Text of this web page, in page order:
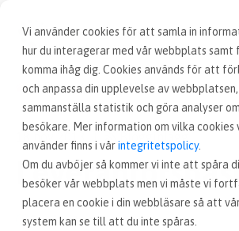
Vi använder cookies för att samla in
hur du interagerar med vår webbplats
komma ihåg dig. Cookies används för att
och anpassa din upplevelse av webbplatsen,
sammanställa statistik och göra analyser
besökare. Mer information om vilka cookies
använder finns i vårintegritetspolicy.
Om du avböjer så kommer vi inte att spåra
besöker vår webbplats men vi måste vi
placera en cookie i din webbläsare så att
system kan se till att du inte spåras.
BLOGG
VAD ÄR INKÖP
OM EFFSO TOOLS
Blogg Leverantörsbasrationalisering
3 minuter